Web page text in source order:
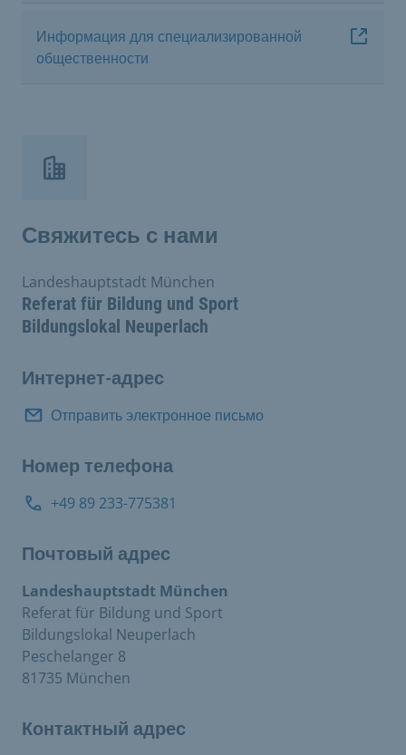
Информация для специализированной
общественности
Свяжитесь с нами
Referat für Bildung und Sport
Bildungslokal Neuperlach
Landeshauptstadt München
Интернет-адрес
Отправить электронное письмо
Номер телефона
+49 89 233-775381
Почтовый адрес
Landeshauptstadt München
Referat für Bildung und Sport
Bildungslokal Neuperlach
Peschelanger 8
81735 München
Контактный адрес